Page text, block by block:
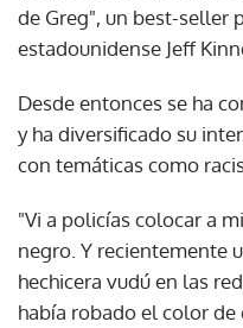
de Greg", un best-seller
estadounidense Jeff
Desde entonces se ha
y ha diversificado su
con temáticas como
"Vi a policías colocar a
negro. Y recientemente
hechicera vudú en las
había robado el color